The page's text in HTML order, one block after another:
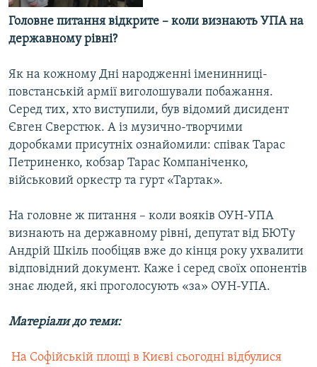
Головне питання відкрите – коли визнають УПА на
державному рівні?
Як на кожному Дні народженні іменинниці-
повстанській армії виголошували побажання.
Серед тих, хто виступили, був відомий дисидент
Євген Сверстюк. А із музично-творчими
доробками присутніх ознайомили: співак Тарас
Петриненко, кобзар Тарас Компаніченко,
військовий оркестр та гурт «Тартак».
На головне ж питання – коли вояків ОУН-УПА
визнають на державному рівні, депутат від БЮТу
Андрій Шкіль пообіцяв вже до кінця року ухвалити
відповідний документ. Каже і серед своїх опонентів
знає людей, які проголосують «за» ОУН-УПА.
Матеріали до теми:
 На Софiйськiй площi в Києвi сьогодні відбулися